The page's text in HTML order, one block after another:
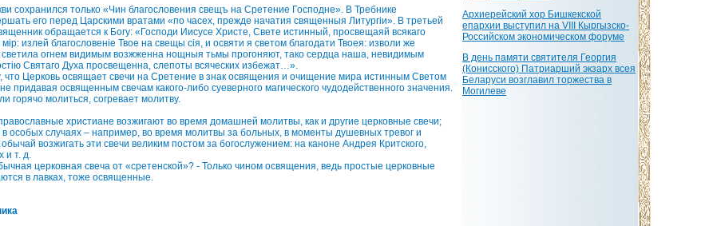
сохранился только «Чин благословения свещъ на Сретение Господне». В Требнике
его перед Царскими вратами «по часех, прежде начатия священныя Литургiи». В третьей
обращается к Богу: «Господи Иисусе Христе, Свете истинный, просвещаяй всякаго
мiр: излей благословенiе Твое на свещы сiя, и освяти я светом благодати Твоея: изволи же
светила огнем видимым возжженна нощныя тьмы прогоняют, тако сердца наша, невидимым
Святаго Духа просвещенна, слепоты всяческих избежат…».
что Церковь освящает свечи на Сретение в знак освящения и очищение мира истинным Светом
придавая освященным свечам какого-либо суеверного магического чудодейственного значения.
горячо молиться, согревает молитву.
христиане возжигают во время домашней молитвы, как и другие церковные свечи;
в особых случаях – например, во время молитвы за больных, в моменты душевных тревог и
возжигать эти свечи великим постом за богослужением: на каноне Андрея Критского,
и т. д.
церковная свеча от «сретенской»? - Только чином освящения, ведь простые церковные
в лавках, тоже освященные.
Архиерейский хор Бишкекской
епархии выступил на VIII Кыргызско-
Российском экономическом форуме
В день памяти святителя Георгия
(Конисского) Патриарший экзарх всея
Беларуси возглавил торжества в
Могилеве